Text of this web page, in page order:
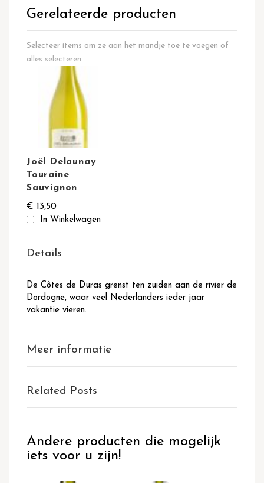
Details
De Côtes de Duras grenst ten zuiden aan de rivier de
Dordogne, waar veel Nederlanders ieder jaar
vakantie vieren.
Meer informatie
Related Posts
Andere producten die mogelijk
iets voor u zijn!
Gerelateerde producten
Selecteer items om ze aan het mandje toe te voegen of
alles selecteren
Joël Delaunay
Touraine
Sauvignon
€ 13,50
In Winkelwagen